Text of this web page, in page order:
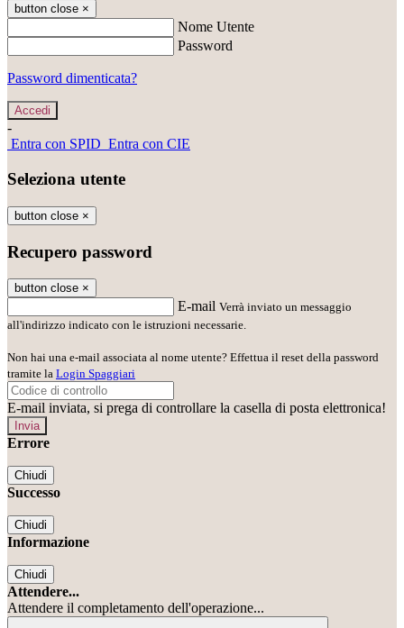
button close ×
Nome Utente
Password
Password dimenticata?
-
Entra con SPID Entra con CIE
Seleziona utente
button close ×
Recupero password
button close ×
E-mail Verrà inviato un messaggio
all'indirizzo indicato con le istruzioni necessarie.
Non hai una e-mail associata al nome utente? Effettua il reset della password
tramite la Login Spaggiari
E-mail inviata, si prega di controllare la casella di posta elettronica!
Errore
Chiudi
Successo
Chiudi
Informazione
Chiudi
Attendere...
Attendere il completamento dell'operazione...